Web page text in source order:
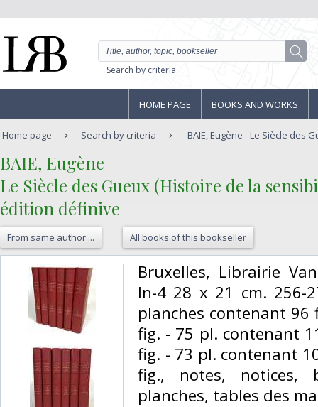
Search by criteria
HOME PAGE BOOKS AND WORKS
Home page Search by criteria BAIE, Eugène - Le Siècle des
‎BAIE, Eugène‎
‎Le Siècle des Gueux (Histoire de la
édition définive‎
From same author ... All books of this bookseller
‎Bruxelles, Librairie
In-4 28 x 21 cm. 256-
planches contenant
fig. - 75 pl. contenant
fig. - 73 pl. contenant
fig., notes, notices,
planches, tables des